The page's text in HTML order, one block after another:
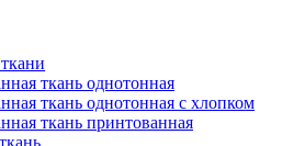
ткань однотонная
ткань однотонная с хлопком
ткань принтованная